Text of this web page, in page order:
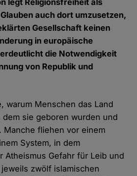
legt Religionsfreiheit als
auch dort umzusetzen,
Gesellschaft keinen
in europäische
die Notwendigkeit
von Republik und
warum Menschen das Land
sie geboren wurden und
Manche fliehen vor einem
System, in dem
Atheismus Gefahr für Leib und
zwölf islamischen